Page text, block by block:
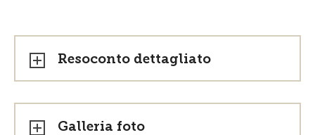
Resoconto dettagliato
Galleria foto